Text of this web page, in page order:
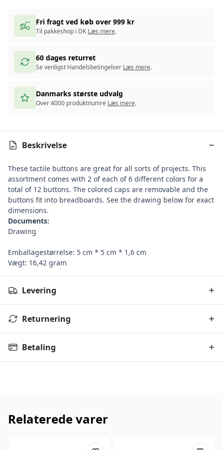
Fri fragt ved køb over 999 kr
Til pakkeshop i DK Læs mere.
60 dages returret
Se venligst Handelsbetingelser Læs mere.
Danmarks største udvalg
Over 4000 produktnumre Læs mere.
Beskrivelse
These tactile buttons are great for all sorts of projects. This
assortment comes with 2 of each of 6 different colors for a
total of 12 buttons. The colored caps are removable and the
buttons fit into breadboards. See the drawing below for exact
dimensions.
Documents:
Drawing
Emballagestørrelse: 5 cm * 5 cm * 1,6 cm
Vægt: 16,42 gram
Levering
Returnering
Betaling
Relaterede varer